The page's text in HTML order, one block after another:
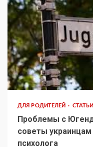
ДЛЯ РОДИТЕЛЕЙ СТАТЬИ
Проблемы с
советы
психолога